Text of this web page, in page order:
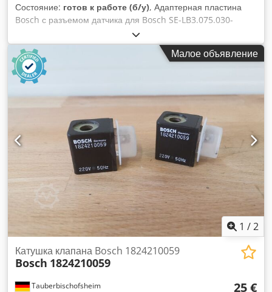
Состояние: готов к работе (б/у), Адаптерная пластина
Bosch с разъемом датчика для Bosch SE-LB3.075.030-
00.000 / поворотного датчика ERN 221.2133-1000,
двигатель. Б/у, хорошее состояние, 100%
работоспособность. Комплект поставки в соответствии с
фотографиями. Csdpfezr Dc Dsx Ah Derf
Малое объявление
1 /2
Tauberbischofsheim
Катушка клапана Bosch 1824210059
Bosch 1824210059
25 €